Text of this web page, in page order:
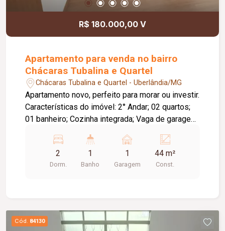
quartos, escritório e sala.
R$ 180.000,00 V
Apartamento para venda no bairro
Chácaras Tubalina e Quartel
Chácaras Tubalina e Quartel - Uberlândia/MG
Apartamento novo, perfeito para morar ou investir.
Características do imóvel: 2° Andar; 02 quartos;
01 banheiro; Cozinha integrada; Vaga de garagem;
seu jeito. Condomínio conta com: Portaria e
segurança; Piscina; Área de lazer completa;
Estrutura nova; Ótima localização (região de
2
Dorm.
1
Banho
1
Garagem
44 m²
Const.
Cód. 84130